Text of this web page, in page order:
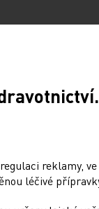
let
reklamy,
léčivé